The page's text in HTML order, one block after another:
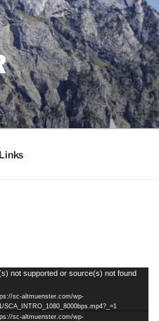
Links
not supported or source(s) not found
sc-altmuenster.com/wp-
SCA_INTRO_1080_8000bps.mp4?_=1
sc-altmuenster.com/wp-